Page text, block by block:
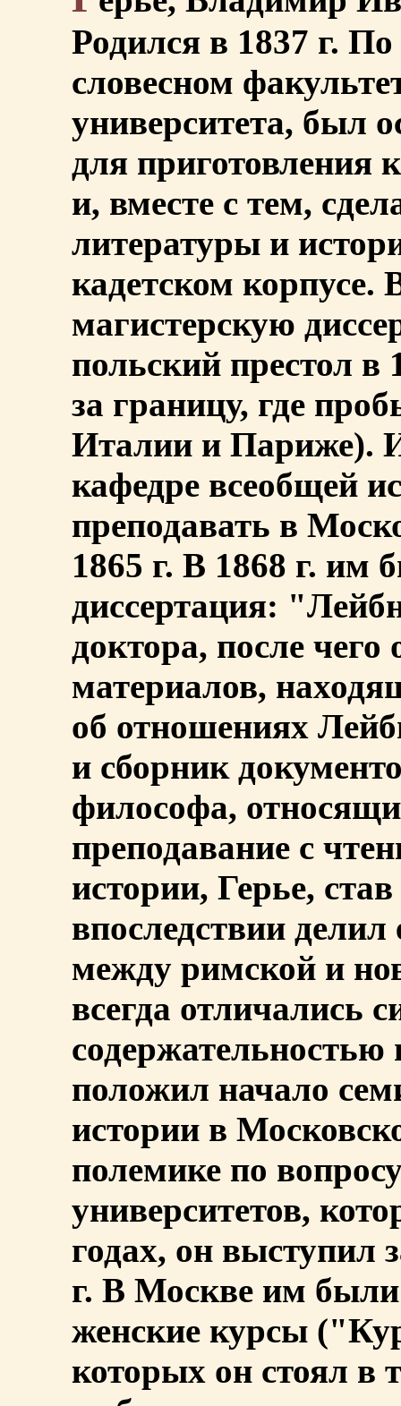
Родился в 1837 г.
словесном
университета, был
для приготовления
и, вместе с тем,
литературы и
кадетском корпусе.
магистерскую
польский престол
за границу, где
Италии и Париже).
кафедре всеобщей
преподавать в
1865 г. В 1868 г. им
диссертация:
доктора, после
материалов,
об отношениях
и сборник
философа,
преподавание с
истории, Герье,
впоследствии
между римской и
всегда отличались
положил начало
истории в
полемике по
университетов,
годах, он выступил
г. В Москве им
женские курсы
которых он стоял в